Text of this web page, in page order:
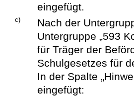
eingefügt.
c)
Nach der
Untergruppe „593
für Träger der
Schulgesetzes für
In der Spalte
eingefügt: